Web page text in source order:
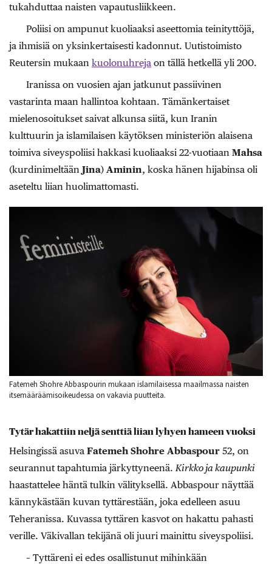
tukahduttaa naisten vapautusliikkeen.
Poliisi on ampunut kuoliaaksi aseettomia teinityttöjä,
ja ihmisiä on yksinkertaisesti kadonnut. Uutistoimisto
Reutersin mukaan kuolonuhreja on tällä hetkellä yli 200.
Iranissa on vuosien ajan jatkunut passiivinen
vastarinta maan hallintoa kohtaan. Tämänkertaiset
mielenosoitukset saivat alkunsa siitä, kun Iranin
kulttuurin ja islamilaisen käytöksen ministeriön alaisena
toimiva siveyspoliisi hakkasi kuoliaaksi 22-vuotiaan Mahsa
(kurdinimeltään Jina) Aminin, koska hänen hijabinsa oli
aseteltu liian huolimattomasti.
Fatemeh Shohre Abbaspourin mukaan islamilaisessa maailmassa naisten
itsemääräämisoikeudessa on vakavia puutteita.
Tytär hakattiin neljä senttiä liian lyhyen hameen vuoksi
Helsingissä asuva Fatemeh Shohre Abbaspour 52, on
seurannut tapahtumia järkyttyneenä. Kirkko ja kaupunki
haastattelee häntä tulkin välityksellä. Abbaspour näyttää
kännykästään kuvan tyttärestään, joka edelleen asuu
Teheranissa. Kuvassa tyttären kasvot on hakattu pahasti
verille. Väkivallan tekijänä oli juuri mainittu siveyspoliisi.
– Tyttäreni ei edes osallistunut mihinkään